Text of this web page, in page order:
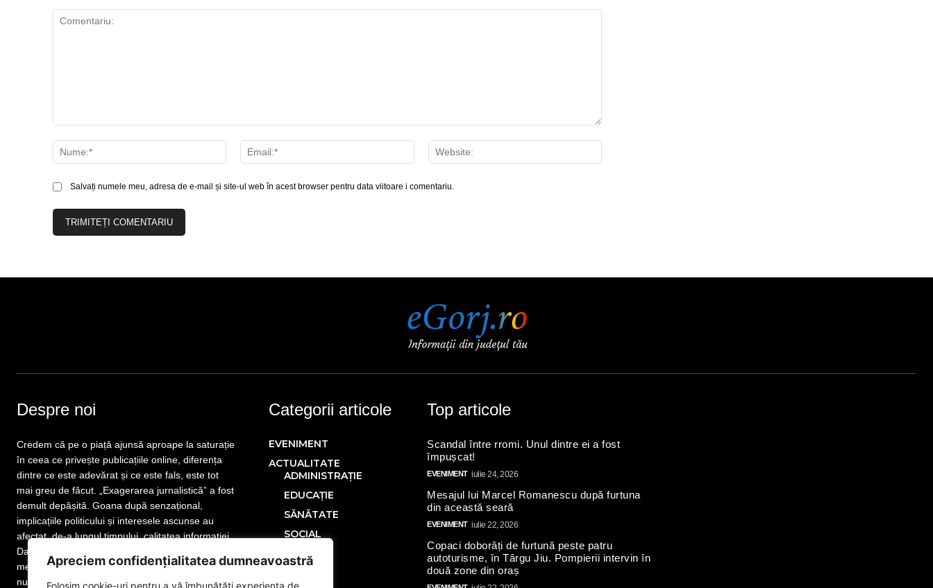
Apreciem confidențialitatea dumneavoastră
Folosim cookie-uri pentru a vă îmbunătăți experiența de
Nume:*
Email:*
Salvați numele meu, adresa de e-mail și site-ul web în acest browser pentru data viitoare i comentariu.
Despre noi
Credem că pe o piață ajunsă aproape la saturație
în ceea ce privește publicațiile online, diferența
dintre ce este adevărat și ce este fals, este tot
mai greu de făcut. „Exagerarea jurnalistică” a fost
demult depășită. Goana după senzațional,
implicațiile politicului și interesele ascunse au
afectat, de-a lungul timpului, calitatea informației.
Dar nu este totul pierdut! Mai sunt publicații care
merită atenția cititorului. Mai sunt jurnaliști care
nu și-au uitat menirea. Mai sunt redactori
Categorii articole
EVENIMENT
ACTUALITATE
ADMINISTRAȚIE
EDUCAȚIE
SĂNĂTATE
SOCIAL
POLITICĂ
Top articole
Scandal între rromi. Unul dintre ei a fost
împușcat!
EVENIMENT iulie 24, 2026
Mesajul lui Marcel Romanescu după furtuna
din această seară
EVENIMENT iulie 22, 2026
Copaci doborâți de furtună peste patru
autoturisme, în Târgu Jiu. Pompierii intervin în
două zone din oraș